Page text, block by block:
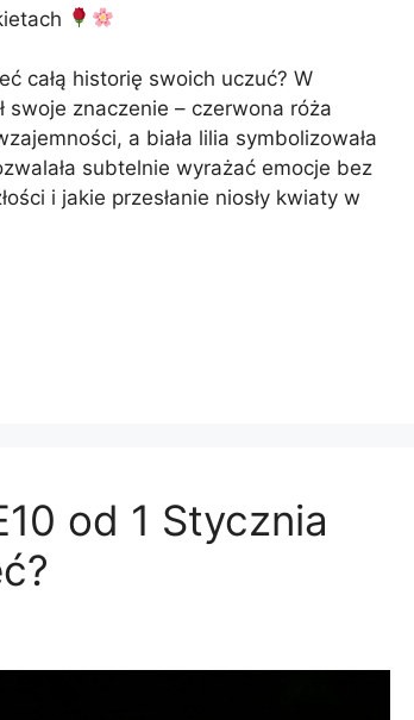
całą historię swoich uczuć? W
znaczenie – czerwona róża
a biała lilia symbolizowała
subtelnie wyrażać emocje bez
i jakie przesłanie niosły kwiaty w
od 1 Stycznia